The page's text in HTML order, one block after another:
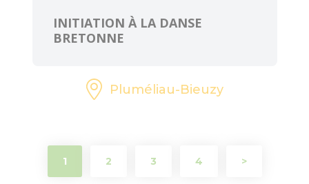
INITIATION À LA DANSE
BRETONNE
Pluméliau-Bieuzy
1 2 3 4 >